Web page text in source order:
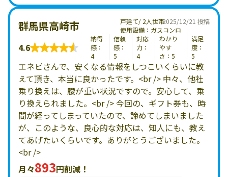
2025/12/21 投稿
群馬県高崎市
戸建て/ 2人世帯
使用設備：ガスコンロ
4.6
納得
感：
4
信頼
感：
5
対応
力：
4
わかり
やす
さ：5
満足
度：
5
エネピさんで、安くなる情報をしつこいくらいに教
えて頂き、本当に良かったです。<br /> 中々、他社
乗り換えは、腰が重い状況ですので。安心して、乗
り換えられました。<br /> 今回の、ギフト券も、時
間が経ってしまっていたので、諦めてしまいました
が、このような、良心的な対応は、知人にも、教え
てあげたいくらいです。ありがとうございました。
<br />
月々893円削減！